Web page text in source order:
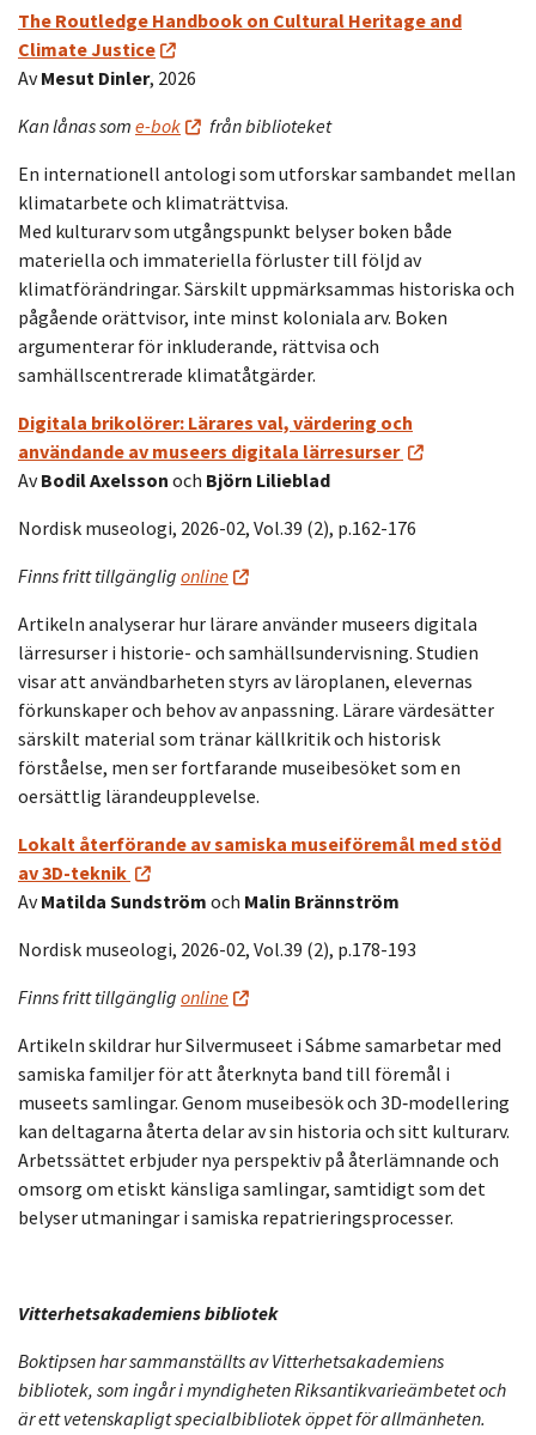
The Routledge Handbook on Cultural Heritage and
Climate Justice
AvMesut Dinler, 2026
Kan lånas som e-bok
från biblioteket
En internationell antologi som utforskar sambandet mellan
klimatarbete och klimaträttvisa.
Med kulturarv som utgångspunkt belyser boken både
materiella och immateriella förluster till följd av
klimatförändringar. Särskilt uppmärksammas historiska och
pågående orättvisor, inte minst koloniala arv. Boken
argumenterar för inkluderande, rättvisa och
samhällscentrerade klimatåtgärder.
Digitala brikolörer: Lärares val, värdering och
användande av museers digitala lärresurser
AvBodil Axelsson och Björn Lilieblad
Nordisk museologi, 2026-02, Vol.39 (2), p.162-176
Finns fritt tillgänglig online
Artikeln analyserar hur lärare använder museers digitala
lärresurser i historie- och samhällsundervisning. Studien
visar att användbarheten styrs av läroplanen, elevernas
förkunskaper och behov av anpassning. Lärare värdesätter
särskilt material som tränar källkritik och historisk
förståelse, men ser fortfarande museibesöket som en
oersättlig lärandeupplevelse.
Lokalt återförande av samiska museiföremål med stöd
av 3D-teknik
AvMatilda Sundström och Malin Brännström
Nordisk museologi, 2026-02, Vol.39 (2), p.178-193
Finns fritt tillgänglig online
Artikeln skildrar hur Silvermuseet i Sábme samarbetar med
samiska familjer för att återknyta band till föremål i
museets samlingar. Genom museibesök och 3D‑modellering
kan deltagarna återta delar av sin historia och sitt kulturarv.
Arbetssättet erbjuder nya perspektiv på återlämnande och
omsorg om etiskt känsliga samlingar, samtidigt som det
belyser utmaningar i samiska repatrieringsprocesser.
Vitterhetsakademiens bibliotek
Boktipsen har sammanställts av Vitterhetsakademiens
bibliotek, som ingår i myndigheten Riksantikvarieämbetet och
är ett vetenskapligt specialbibliotek öppet för allmänheten.